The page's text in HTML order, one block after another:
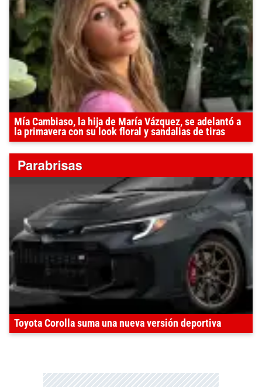
Mía Cambiaso, la hija de María Vázquez, se adelantó a
la primavera con su look floral y sandalias de tiras
Toyota Corolla suma una nueva versión deportiva